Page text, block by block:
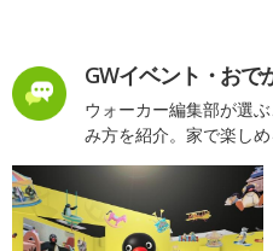
GWイベント・おで
ウォーカー編集部が選
み方を紹介。家で楽し